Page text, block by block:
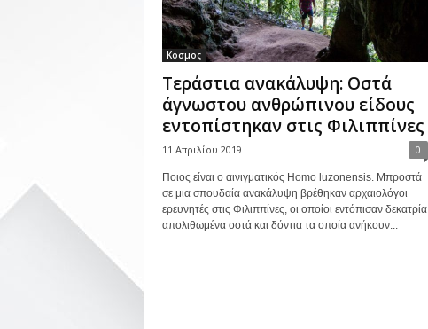
Κόσμος
Τεράστια ανακάλυψη: Οστά
άγνωστου ανθρώπινου είδους
εντοπίστηκαν στις Φιλιππίνες
11 Απριλίου 2019 0
Ποιος είναι ο αινιγματικός Homo luzonensis. Μπροστά
σε μια σπουδαία ανακάλυψη βρέθηκαν αρχαιολόγοι
ερευνητές στις Φιλιππίνες, οι οποίοι εντόπισαν δεκατρία
απολιθωμένα οστά και δόντια τα οποία ανήκουν...